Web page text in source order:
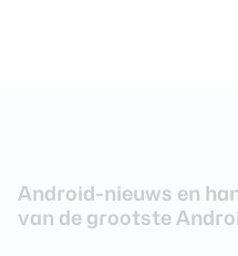
Android-nieuws en
van de grootste